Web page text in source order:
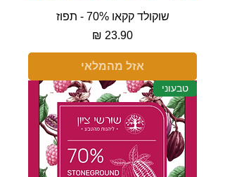
שוקולד קקאו 70% - תפוז
מחיר
אזל מהמלאי
טבעוני